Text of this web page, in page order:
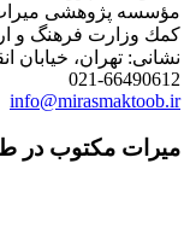
كمك وزارت فرهنگ و
نشانی: تهران، خیابان انقلاب
021-66490612
info@mirasmaktoob.ir
میرات مکتوب در